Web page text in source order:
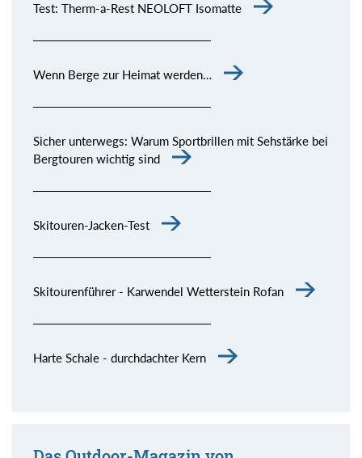
Test: Therm-a-Rest NEOLOFT Isomatte
Wenn Berge zur Heimat werden…
Sicher unterwegs: Warum Sportbrillen mit Sehstärke bei
Bergtouren wichtig sind
Skitouren-Jacken-Test
Skitourenführer - Karwendel Wetterstein Rofan
Harte Schale - durchdachter Kern